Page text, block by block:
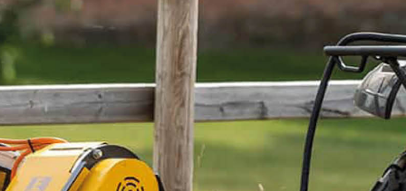
RING 90 MM TIL
GRÆSHARVE